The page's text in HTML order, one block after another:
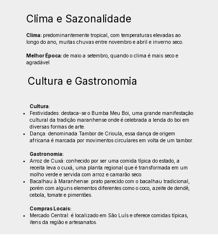
Clima e Sazonalidade
Clima: predominantemente tropical, com temperaturas elevadas ao
longo do ano, muitas chuvas entre novembro e abril e inverno seco.
Melhor Época:de maio a setembro, quando o clima é mais seco e
agradável
Cultura e Gastronomia
Cultura:
Festividades: destaca-se o Bumba Meu Boi, uma grande manifestação
cultural da tradição maranhense onde é celebrada a lenda do boi em
diversas formas de arte.
Dança: denominada Tambor de Crioula, essa dança de origem
africana é marcada por movimentos circulares em volta de um tambor.
Gastronomia:
Arroz de Cuxá: conhecido por ser uma comida típica do estado, a
receita leva o cuxá, uma planta regional que é transformada em um
molho verde e servida com arroz e camarão seco.
Bacalhau à Maranhense: prato parecido com o bacalhau tradicional,
porém com alguns elementos diferentes como o coco, azeite de dendê,
cebola, tomate e pimentões.
Compras Locais:
Mercado Central: é localizado em São Luís e oferece comidas típicas,
itens da região e artesanatos.